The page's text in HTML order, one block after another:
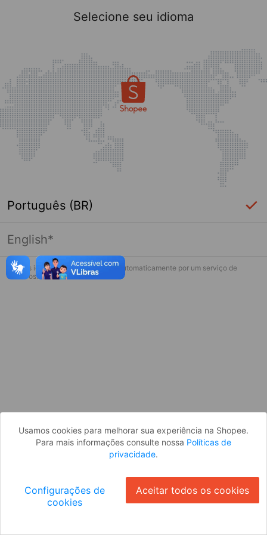
Página indisponível
Desculpe, algo deu errado. Faça login
Selecione seu idioma
Português (BR)
English*
* Esses idiomas serão traduzidos automaticamente por um serviço de
terceiros.
Usamos cookies para melhorar sua experiência na Shopee.
Para mais informações consulte nossa Políticas de
privacidade.
Configurações de
cookies
Aceitar todos os cookies